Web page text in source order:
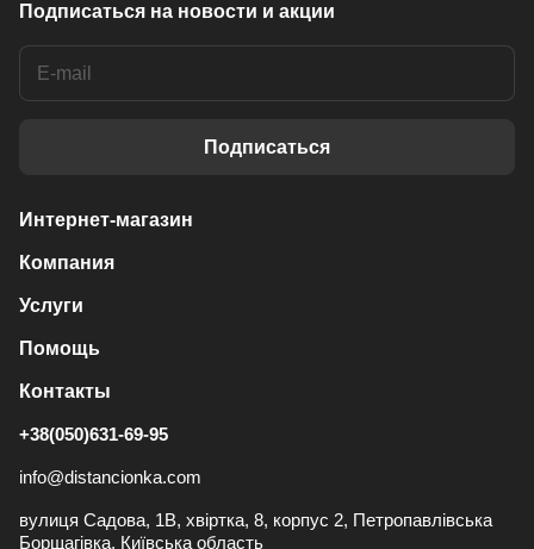
Подписаться на новости и акции
Подписаться
Интернет-магазин
Компания
Услуги
Помощь
Контакты
+38(050)631-69-95
info@distancionka.com
вулиця Садова, 1В, хвіртка, 8, корпус 2, Петропавлівська
Борщагівка, Київська область